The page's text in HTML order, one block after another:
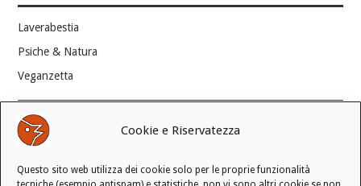
Cookie e Riservatezza
Questo sito web utilizza dei cookie solo per le proprie funzionalità
Laverabestia
Psiche & Natura
Veganzetta
Modifica consenso ai cookie
REVOCA IL TUO CONSENSO
Stato attuale: Negato